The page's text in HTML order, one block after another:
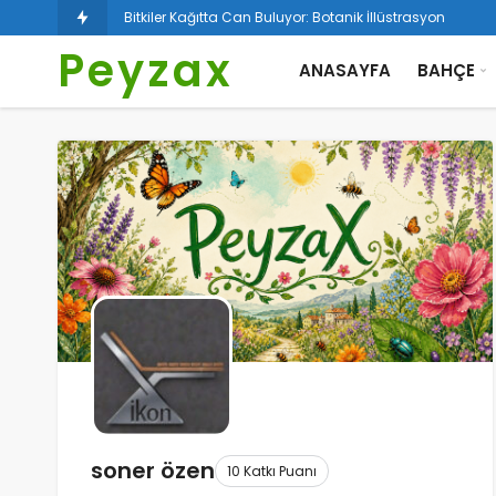
Bitkiler Kağıtta Can Buluyor: Botanik İllüstrasyon
Peyzax ANASAYFA BAHÇE
soner özen 10 Katkı Puanı